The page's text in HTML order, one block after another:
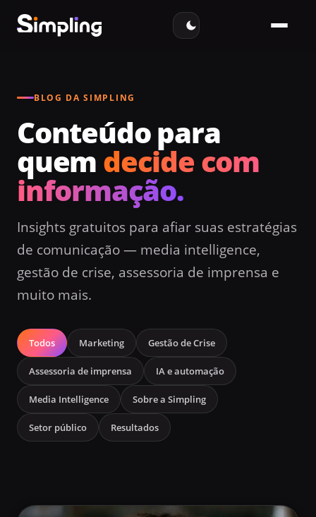
BLOG DA SIMPLING
Conteúdo para
quem decide com
informação.
Insights gratuitos para afiar suas estratégias
de comunicação — media intelligence,
gestão de crise, assessoria de imprensa e
muito mais.
Todos Marketing Gestão de Crise
Assessoria de imprensa IA e automação
Media Intelligence Sobre a Simpling
Setor público Resultados